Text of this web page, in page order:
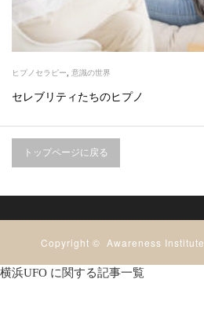
ヒプノセラピー 意識の世界
セレブリティたちのヒプノ
トップページに戻る
Copyright © Awareness Institute
横浜UFO に関する記事一覧